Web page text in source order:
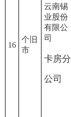
16
个旧
市
云南锡
业股份
有限公
司
卡房分
公司